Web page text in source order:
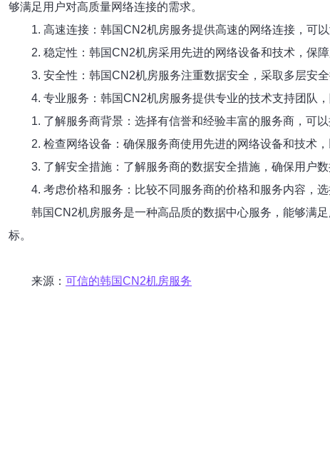
够满足用户对高质量网络连接的需求。
1. 高速连接：韩国CN2机房服务提供高速的网络连接，可
2. 稳定性：韩国CN2机房采用先进的网络设备和技术，保障
3. 安全性：韩国CN2机房服务注重数据安全，采取多层安
4. 专业服务：韩国CN2机房服务提供专业的技术支持团队
1. 了解服务商背景：选择有信誉和经验丰富的服务商，可以
2. 检查网络设备：确保服务商使用先进的网络设备和技术
3. 了解安全措施：了解服务商的数据安全措施，确保用户数
4. 考虑价格和服务：比较不同服务商的价格和服务内容，选
韩国CN2机房服务是一种高品质的数据中心服务，能够满
标。
来源： 可信的韩国CN2机房服务